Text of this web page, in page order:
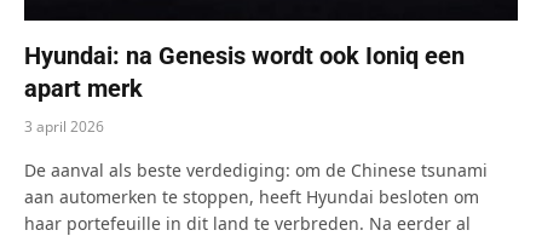
Hyundai: na Genesis wordt ook Ioniq een
apart merk
3 april 2026
De aanval als beste verdediging: om de Chinese tsunami
aan automerken te stoppen, heeft Hyundai besloten om
haar portefeuille in dit land te verbreden. Na eerder al